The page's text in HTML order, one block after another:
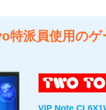
特派員使用のゲ
ViP Note